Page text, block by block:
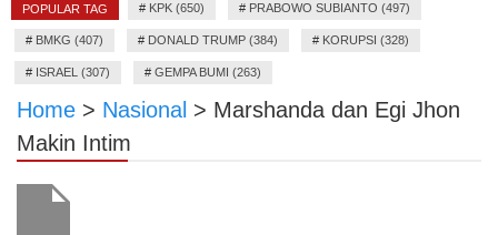
POPULAR TAG # KPK (650) # PRABOWO SUBIANTO (497)
# BMKG (407) # DONALD TRUMP (384) # KORUPSI (328)
# ISRAEL (307) # GEMPA BUMI (263)
Home > Nasional > Marshanda dan Egi Jhon
Makin Intim